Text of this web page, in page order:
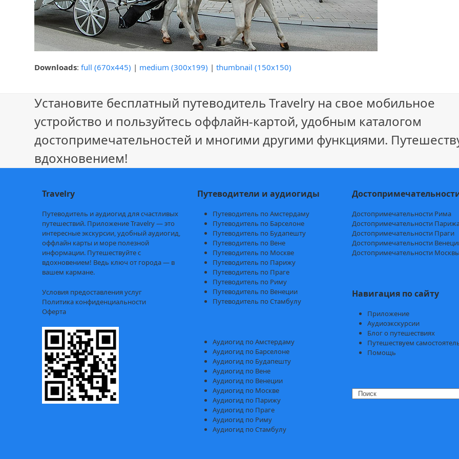
Downloads:full (670x445) | medium (300x199) |thumbnail (150x150)
Установите бесплатный путеводитель Travelry на свое мобильное
устройство и пользуйтесь оффлайн-картой, удобным каталогом
достопримечательностей и многими другими функциями.
вдохновением!
Travelry
Путеводитель и аудиогид для счастливых
путешествий. Приложение Travelry — это
интересные экскурсии, удобный аудиогид,
оффлайн карты и море полезной
информации. Путешествуйте с
вдохновением! Ведь ключ от города — в
вашем кармане.
Условия предоставления услуг
Политика конфиденциальности
Оферта
Путеводители и аудиогиды
Путеводитель по Амстердаму
Путеводитель по Барселоне
Путеводитель по Будапешту
Путеводитель по Вене
Путеводитель по Москве
Путеводитель по Парижу
Путеводитель по Праге
Путеводитель по Риму
Путеводитель по Венеции
Путеводитель по Стамбулу
Аудиогид по Амстердаму
Аудиогид по Барселоне
Аудиогид по Будапешту
Аудиогид по Вене
Аудиогид по Венеции
Аудиогид по Москве
Аудиогид по Парижу
Аудиогид по Праге
Аудиогид по Риму
Аудиогид по Стамбулу
Достопримечательности Рима
Достопримечательности
Достопримечательности Праги
Достопримечательности
Достопримечательности Москвы
Навигация по сайту
Приложение
Аудиоэкскурсии
Блог о путешествиях
Путешествуем
Помощь
Search